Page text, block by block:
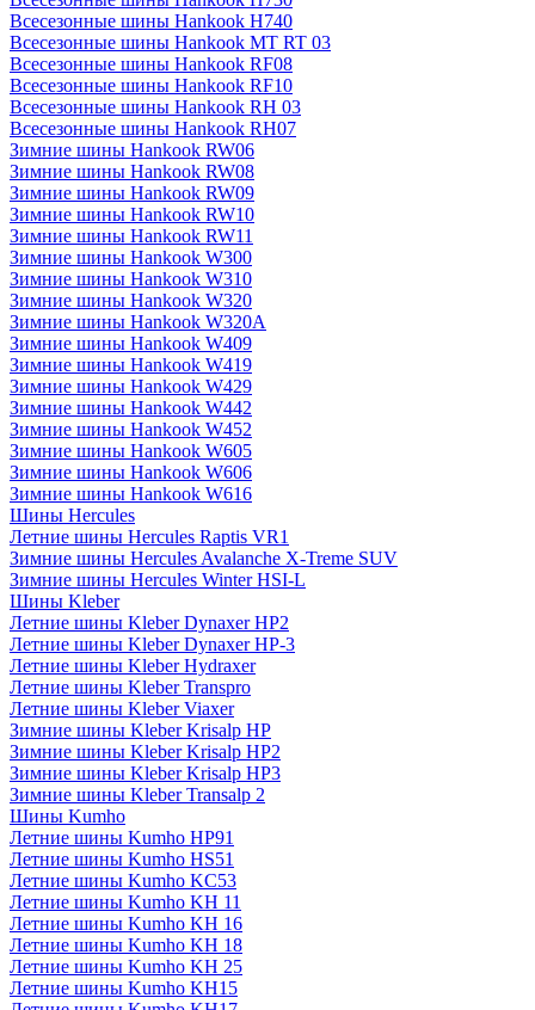
Всесезонные шины Hankook H740
Всесезонные шины Hankook MT RT 03
Всесезонные шины Hankook RF08
Всесезонные шины Hankook RF10
Всесезонные шины Hankook RH 03
Всесезонные шины Hankook RH07
Зимние шины Hankook RW06
Зимние шины Hankook RW08
Зимние шины Hankook RW09
Зимние шины Hankook RW10
Зимние шины Hankook RW11
Зимние шины Hankook W300
Зимние шины Hankook W310
Зимние шины Hankook W320
Зимние шины Hankook W320A
Зимние шины Hankook W409
Зимние шины Hankook W419
Зимние шины Hankook W429
Зимние шины Hankook W442
Зимние шины Hankook W452
Зимние шины Hankook W605
Зимние шины Hankook W606
Зимние шины Hankook W616
Шины Hercules
Летние шины Hercules Raptis VR1
Зимние шины Hercules Avalanche X-Treme SUV
Зимние шины Hercules Winter HSI-L
Шины Kleber
Летние шины Kleber Dynaxer HP2
Летние шины Kleber Dynaxer HP-3
Летние шины Kleber Hydraxer
Летние шины Kleber Transpro
Летние шины Kleber Viaxer
Зимние шины Kleber Krisalp HP
Зимние шины Kleber Krisalp HP2
Зимние шины Kleber Krisalp HP3
Зимние шины Kleber Transalp 2
Шины Kumho
Летние шины Kumho HP91
Летние шины Kumho HS51
Летние шины Kumho KC53
Летние шины Kumho KH 11
Летние шины Kumho KH 16
Летние шины Kumho KH 18
Летние шины Kumho KH 25
Летние шины Kumho KH15